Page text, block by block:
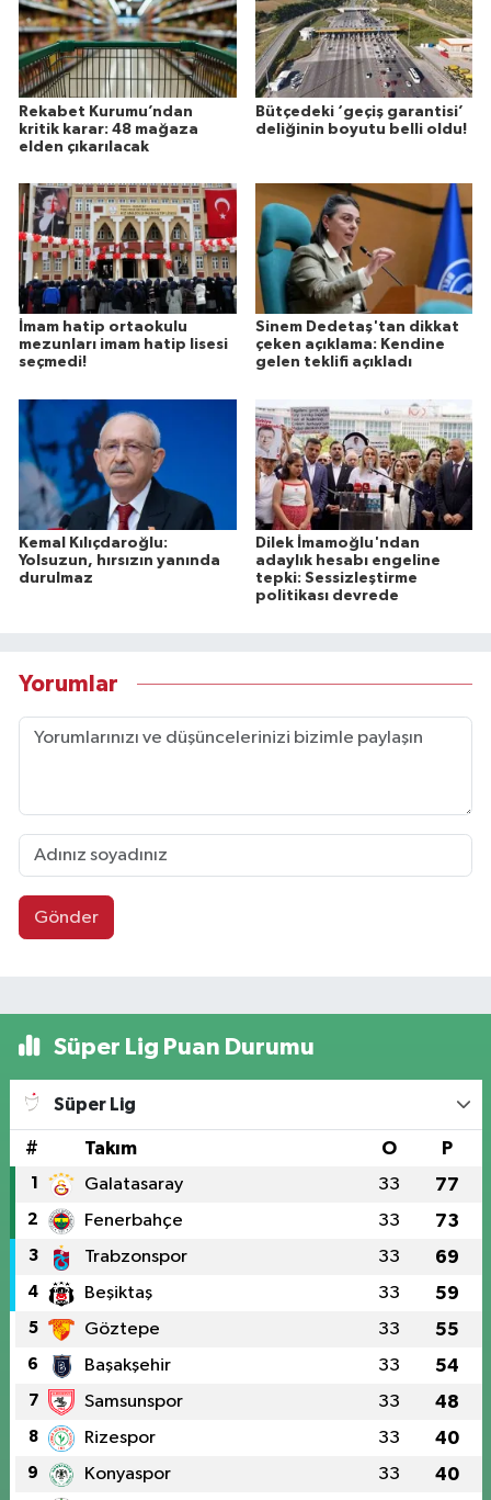
Rekabet Kurumu’ndan
kritik karar: 48 mağaza
elden çıkarılacak
Bütçedeki ‘geçiş garantisi’
deliğinin boyutu belli oldu!
İmam hatip ortaokulu
mezunları imam hatip lisesi
seçmedi!
Sinem Dedetaş'tan dikkat
çeken açıklama: Kendine
gelen teklifi açıkladı
Kemal Kılıçdaroğlu:
Yolsuzun, hırsızın yanında
durulmaz
Dilek İmamoğlu'ndan
adaylık hesabı engeline
tepki: Sessizleştirme
politikası devrede
Yorumlar
Gönder
Süper Lig Puan Durumu
Süper Lig
# Takım O P
1 Galatasaray 33 77
2 Fenerbahçe 33 73
3 Trabzonspor 33 69
4 Beşiktaş 33 59
5 Göztepe 33 55
6 Başakşehir 33 54
7 Samsunspor 33 48
8 Rizespor 33 40
9 Konyaspor 33 40